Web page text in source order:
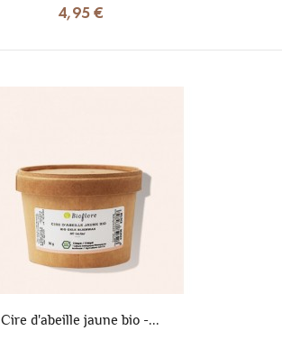
4,95 €
Cire d'abeille jaune bio -...